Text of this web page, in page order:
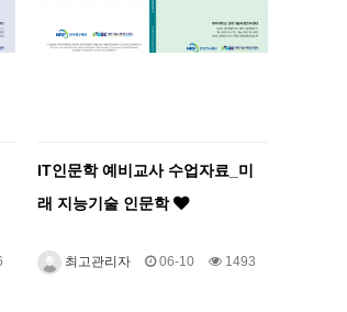
IT인문학 예비교사 수업자료_미
래 지능기술 인문학
최고관리자 06-10 1493